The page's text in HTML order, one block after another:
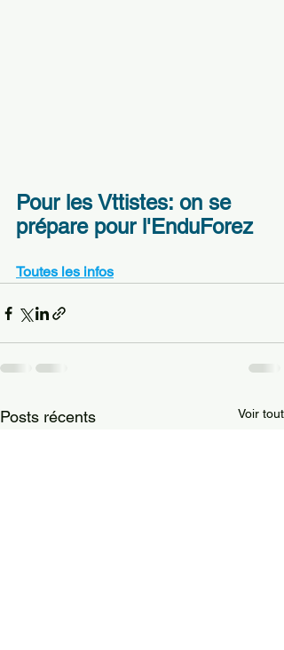
Pour les Vttistes: on se
prépare pour l'EnduForez
Toutes les infos
Posts récents Voir tout